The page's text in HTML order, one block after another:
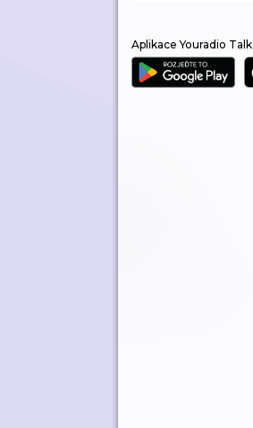
Aplikace Youradio Talk